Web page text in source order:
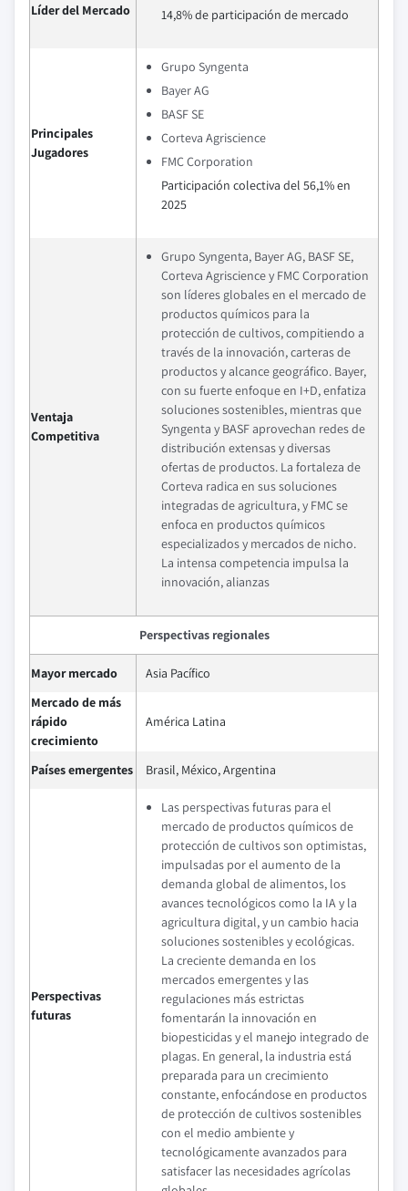
Líder del Mercado
14,8% de participación de mercado
Principales
Jugadores
Grupo Syngenta
Bayer AG
BASF SE
Corteva Agriscience
FMC Corporation
Participación colectiva del 56,1% en
2025
Ventaja
Competitiva
Grupo Syngenta, Bayer AG, BASF SE,
Corteva Agriscience y FMC Corporation
son líderes globales en el mercado de
productos químicos para la
protección de cultivos, compitiendo a
través de la innovación, carteras de
productos y alcance geográfico. Bayer,
con su fuerte enfoque en I+D, enfatiza
soluciones sostenibles, mientras que
Syngenta y BASF aprovechan redes de
distribución extensas y diversas
ofertas de productos. La fortaleza de
Corteva radica en sus soluciones
integradas de agricultura, y FMC se
enfoca en productos químicos
especializados y mercados de nicho.
La intensa competencia impulsa la
innovación, alianzas
Perspectivas regionales
Mayor mercado
Asia Pacífico
Mercado de más
rápido
crecimiento
América Latina
Países emergentes Brasil, México, Argentina
Perspectivas
futuras
Las perspectivas futuras para el
mercado de productos químicos de
protección de cultivos son optimistas,
impulsadas por el aumento de la
demanda global de alimentos, los
avances tecnológicos como la IA y la
agricultura digital, y un cambio hacia
soluciones sostenibles y ecológicas.
La creciente demanda en los
mercados emergentes y las
regulaciones más estrictas
fomentarán la innovación en
biopesticidas y el manejo integrado de
plagas. En general, la industria está
preparada para un crecimiento
constante, enfocándose en productos
de protección de cultivos sostenibles
con el medio ambiente y
tecnológicamente avanzados para
satisfacer las necesidades agrícolas